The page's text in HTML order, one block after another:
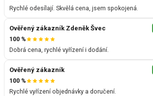
Rychlé odesílají. Skvělá cena, jsem spokojená.
Ověřený zákazník Zdeněk Švec
100 %
Dobrá cena, rychlé vyřízení i dodání.
Ověřený zákazník
100 %
Rychlé vyřízení objednávky a doručení.